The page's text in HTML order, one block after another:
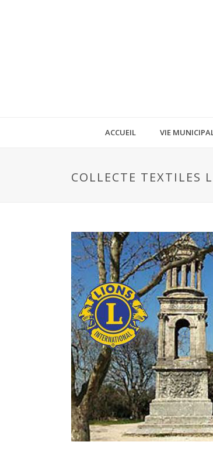
ACCUEIL VIE
COLLECTE TEXTILES